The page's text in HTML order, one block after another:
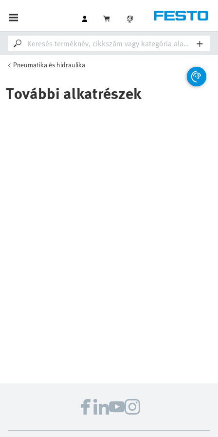
Pneumatika és hidraulika
További alkatrészek